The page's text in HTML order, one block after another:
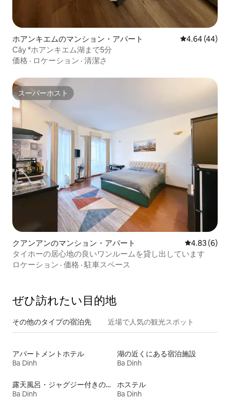
ホアンキエムのマンション・アパート レビュー44
4.64 (44)
Cây *ホアンキエム湖まで5分
価格 · ロケーション · 清潔さ
スーパーホスト
スーパーホスト
クアンアンのマンション・アパート レビュー6
4.83 (6)
タイホーの居心地の良いワンルームを貸し出しています
ロケーション · 価格 ·駐車スペース
ぜひ訪⁠れ⁠た⁠い目⁠的⁠地
その他のタ⁠イ⁠プ⁠の宿⁠泊⁠先 近場で人気の観光スポット
アパートメントホテル
Ba Dinh
湖の近くにある宿泊施設
Ba Dinh
露天風呂・ジャグジー付きの宿泊施設
Ba Dinh
ホステル
Ba Dinh